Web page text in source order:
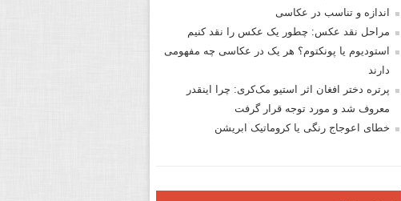
اندازه و تناسب در عکاسی
مراحل نقد عکس: چطور یک عکس را نقد کنیم
استودیوم یا پونکتوم؟ هر یک در عکاسی چه مفهومی
دارند
پرتره دختر افغان اثر استیو مک‌کری: چرا اینقدر
معروف شد و مورد توجه قرار گرفت
خطای اعوجاج رنگی یا کروماتیک ابریشن